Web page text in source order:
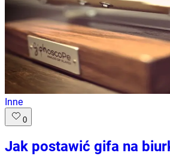
Inne
0
Jak postawić gifa na